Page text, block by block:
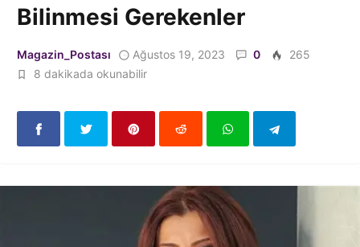
Bilinmesi Gerekenler
Magazin_Postası Ağustos 19, 2023 0
265
8 dakikada okunabilir